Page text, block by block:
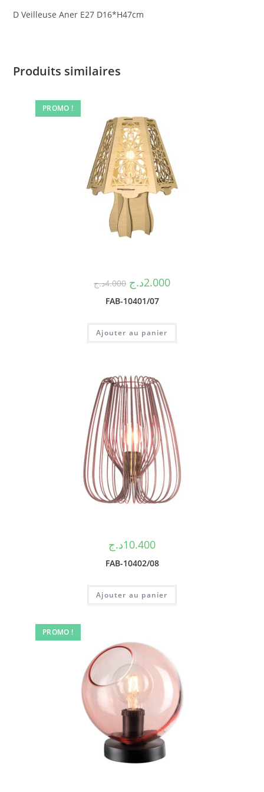
D Veilleuse Aner E27 D16*H47cm
Produits similaires
PROMO !
4.000د.ج 2.000د.ج
FAB-10401/07
Ajouter au panier
10.400د.ج
FAB-10402/08
Ajouter au panier
PROMO !